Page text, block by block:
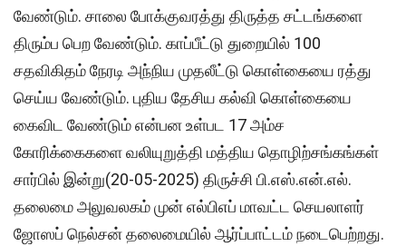
வேண்டும். சாலை போக்குவரத்து திருத்த சட்டங்களை
திரும்ப பெற வேண்டும். காப்பீட்டு துறையில் 100
சதவிகிதம் நேரடி அந்நிய முதலீட்டு கொள்கையை ரத்து
செய்ய வேண்டும். புதிய தேசிய கல்வி கொள்கையை
கைவிட வேண்டும் என்பன உள்பட 17 அம்ச
கோரிக்கைகளை வலியுறுத்தி மத்திய தொழிற்சங்கங்கள்
சார்பில் இன்று(20-05-2025) திருச்சி பி.எஸ்.என்.எல்.
தலைமை அலுவலகம் முன் எல்பிஎப் மாவட்ட செயலாளர்
ஜோஸப் நெல்சன் தலைமையில் ஆர்ப்பாட்டம் நடைபெற்றது.